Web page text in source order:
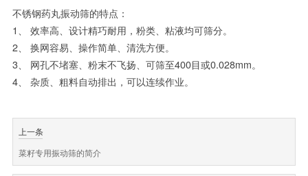
不锈钢药丸振动筛的特点：
1、 效率高、设计精巧耐用，粉类、粘液均可筛分。
2、 换网容易、操作简单、清洗方便。
3、 网孔不堵塞、粉末不飞扬、可筛至400目或0.028mm。
4、 杂质、粗料自动排出，可以连续作业。
上一条
菜籽专用振动筛的简介